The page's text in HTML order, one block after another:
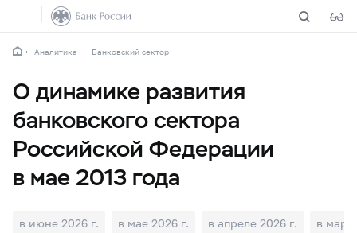
Аналитика Банковский сектор
О динамике развития
банковского сектора
Российской Федерации
в мае 2013 года
в июне 2026 г. в мае 2026 г. в апреле 2026 г. в